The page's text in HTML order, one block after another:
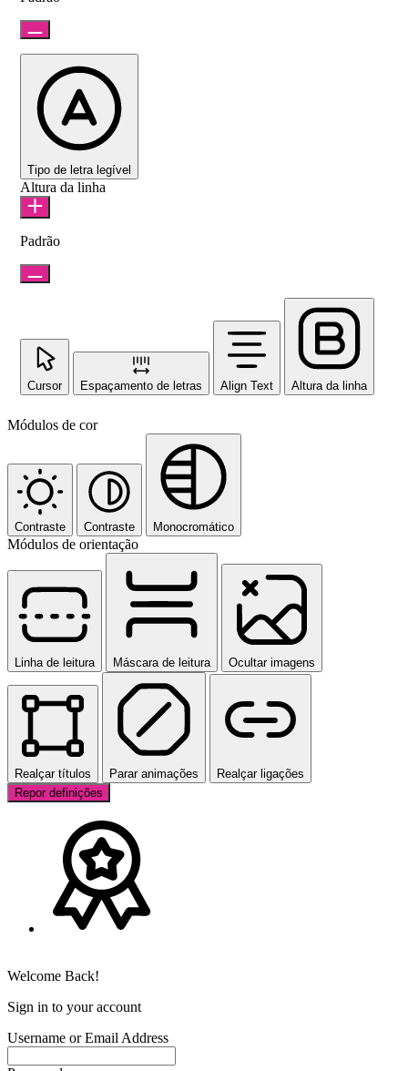
Tipo de letra legível
Altura da linha
Padrão
Cursor Espaçamento de letras Align Text Altura da linha
Módulos de cor
Contraste Contraste Monocromático
Módulos de orientação
Linha de leitura Máscara de leitura Ocultar imagens
Realçar títulos Parar animações
Realçar ligações
Repor definições
Welcome Back!
Sign in to your account
Username or Email Address